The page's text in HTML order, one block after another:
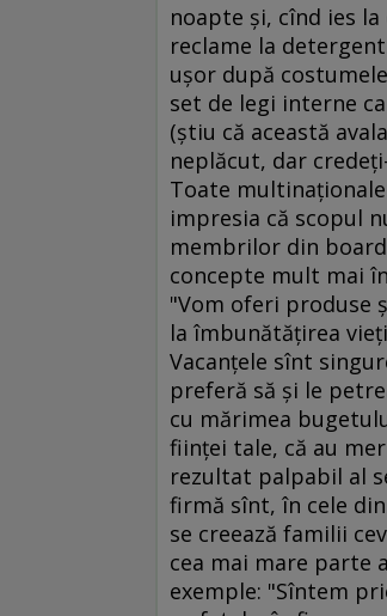
noapte şi, cînd ies
reclame la
uşor după
set de legi interne
(ştiu că această
neplăcut, dar
Toate
impresia că scopul
membrilor din
concepte mult mai
"Vom oferi produse
la îmbunătăţirea
Vacanţele sînt
preferă să şi le
cu mărimea
fiinţei tale, că au
rezultat palpabil al
firmă sînt, în cele
se creează familii
cea mai mare parte
exemple: "Sîntem